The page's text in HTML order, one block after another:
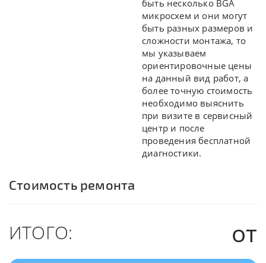
быть несколько BGA
микросхем и они могут
быть разных размеров и
сложности монтажа, то
мы указываем
ориентировочные цены
на данный вид работ, а
более точную стоимость
необходимо выяснить
при визите в сервисный
центр и после
проведения бесплатной
диагностики.
Стоимость ремонта
ИТОГО: от